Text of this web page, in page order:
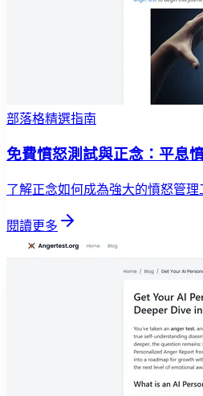
部落格精選指南
免費憤怒測試與正念：平息
了解正念如何成為強大的憤怒管
閱讀更多